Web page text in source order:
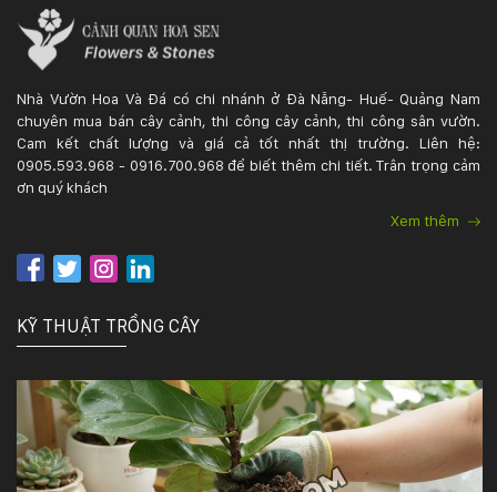
Nhà Vườn Hoa Và Đá có chi nhánh ở Đà Nẵng- Huế- Quảng Nam
chuyên mua bán cây cảnh, thi công cây cảnh, thi công sân vườn.
Cam kết chất lượng và giá cả tốt nhất thị trường. Liên hệ:
0905.593.968 - 0916.700.968 để biết thêm chi tiết. Trân trọng cảm
ơn quý khách
Xem thêm
KỸ THUẬT TRỒNG CÂY